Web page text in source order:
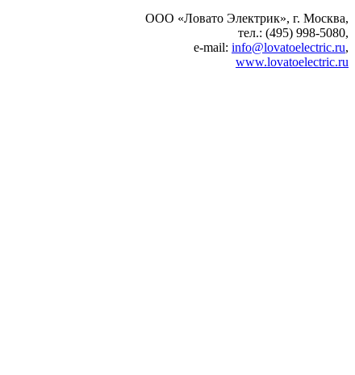
ООО «Ловато Электрик», г. Москва,
тел.: (495) 998-5080,
e-mail: info@lovatoelectric.ru,
www.lovatoelectric.ru